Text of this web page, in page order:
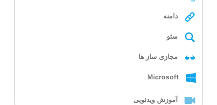
دامنه
سئو
مجازی ساز ها
Microsoft
آموزش ویدئویی